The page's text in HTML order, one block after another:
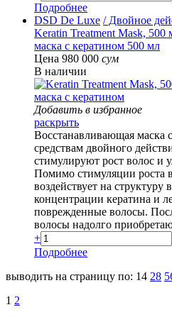
Подробнее
DSD De Luxe / Двойное
Keratin Treatment Mask,
маска с кератином 500 мл
Цена 980 000 сум
В наличии
Добавить в избранное
раскрыть
Восстанавливающая маска
средствам двойного
стимулируют рост волос и
Помимо стимуляции роста
воздействует на структуру
концентрации кератина и
поврежденные волосы.
волосы надолго
+
Подробнее
выводить на страницу по: 14 28
1 2